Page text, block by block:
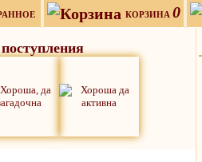
КОРЗИНА 0